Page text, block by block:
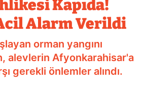
Kapıda!
Alarm Verildi
orman yangını
alevlerin Afyonkarahisar'a
gerekli önlemler alındı.